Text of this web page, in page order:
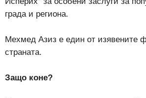
града и региона.
Мехмед Азиз е един от изявените
страната.
Защо коне?